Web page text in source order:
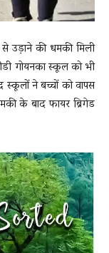
उड़ाने की धमकी मिली
गोयनका स्कूल को भी
ने बच्चों को वापस
के बाद फायर ब्रिगेड